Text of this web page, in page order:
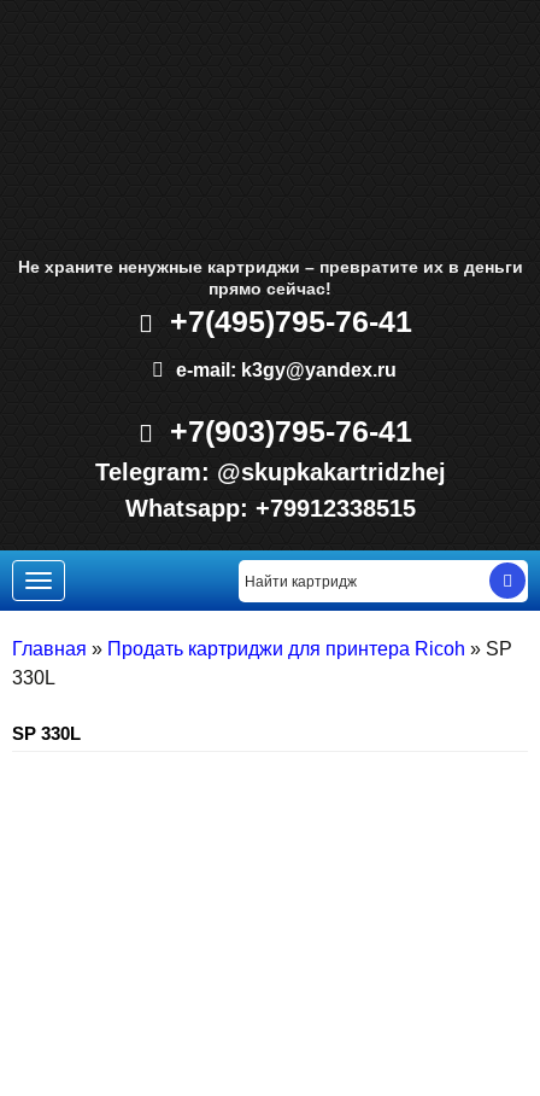
Не храните ненужные картриджи – превратите их в деньги
прямо сейчас!
+7(495)795-76-41
e-mail: k3gy@yandex.ru
+7(903)795-76-41
Telegram: @skupkakartridzhej
Whatsapp: +79912338515
Toggle
navigation
Главная » Продать картриджи для принтера Ricoh » SP
330L
SP 330L